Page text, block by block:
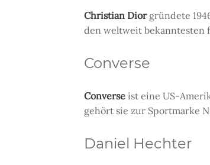
Christian Diorgründete
den weltweit bekanntesten
Converse
Converse ist eine US-
gehört sie zur Sportmarke
Daniel Hechter